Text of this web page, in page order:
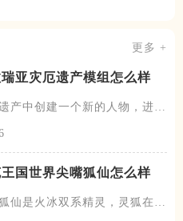
更多 +
亚灾厄遗产模组怎么样
产中创建一个新的人物，进入
国世界尖嘴狐仙怎么样
仙是火冰双系精灵，灵狐在三